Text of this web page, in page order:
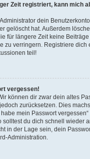
Zeit registriert, kann mich
dein
gelöscht hat. Außerdem
für längere Zeit keine
zu verringern. Registriere dich
teil!
vergessen!
können dir zwar dein altes
zurücksetzen. Dies
mein Passwort
solltest du dich schnell wieder
in der Lage sein, dein
Administration.